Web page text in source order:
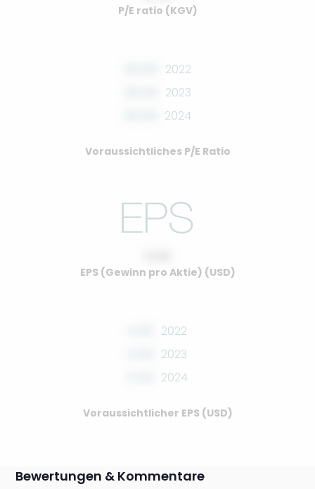
P/E ratio (KGV)
2022
2023
2024
Voraussichtliches P/E Ratio
EPS (Gewinn pro Aktie) (USD)
2022
2023
2024
Voraussichtlicher EPS (USD)
Bewertungen & Kommentare